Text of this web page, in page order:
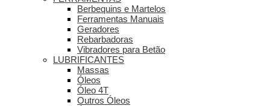
Berbequins e Martelos
Ferramentas Manuais
Geradores
Rebarbadoras
Vibradores para Betão
LUBRIFICANTES
Massas
Óleos
Óleo 4T
Outros Óleos